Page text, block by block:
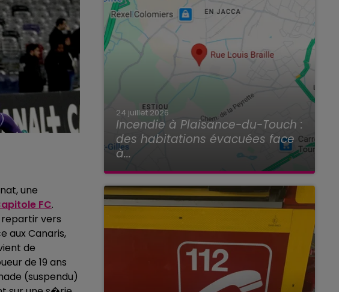
une
FC.
vers
Canaris,
de
de 19 ans
(suspendu)
24 juillet 2026
Incendie à Plaisance-du-Touch :
des habitations évacuées face
à...